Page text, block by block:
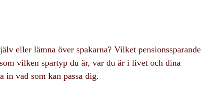
eller lämna över spakarna? Vilket pensionssparande
vilken spartyp du är, var du är i livet och dina
in vad som kan passa dig.